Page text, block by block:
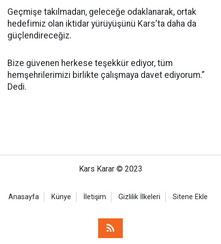
Geçmişe takılmadan, geleceğe odaklanarak, ortak
hedefimiz olan iktidar yürüyüşünü Kars'ta daha da
güçlendireceğiz.
Bize güvenen herkese teşekkür ediyor, tüm
hemşehrilerimizi birlikte çalışmaya davet ediyorum.”
Dedi.
Kars Karar © 2023
Anasayfa Künye İletişim Gizlilik İlkeleri Sitene Ekle